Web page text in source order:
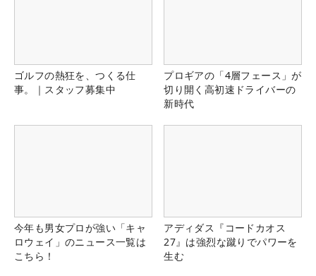
ゴルフの熱狂を、つくる仕
事。｜スタッフ募集中
プロギアの「4層フェース」が
切り開く高初速ドライバーの
新時代
今年も男女プロが強い「キャ
ロウェイ」のニュース一覧は
こちら！
アディダス『コードカオス
27』は強烈な蹴りでパワーを
生む